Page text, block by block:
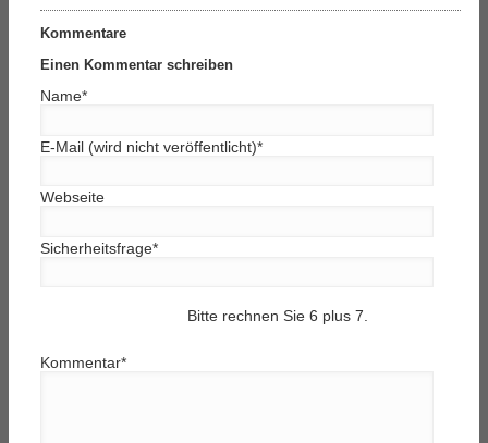
Kommentare
Einen Kommentar schreiben
Name*
E-Mail (wird nicht veröffentlicht)*
Webseite
Sicherheitsfrage*
Bitte rechnen Sie 6 plus 7.
Kommentar*